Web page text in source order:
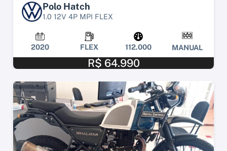
Polo Hatch
1.0 12V 4P MPI FLEX
2020 FLEX 112.000 MANUAL
R$ 64.990